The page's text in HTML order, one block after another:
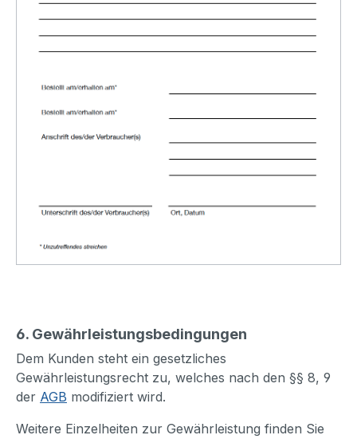
6. Gewährleistungsbedingungen
Dem Kunden steht ein gesetzliches
Gewährleistungsrecht zu, welches nach den §§ 8, 9
der AGB modifiziert wird.
Weitere Einzelheiten zur Gewährleistung finden Sie